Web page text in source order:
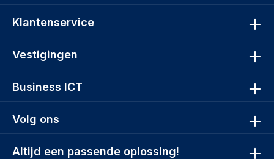
Volg ons
Altijd een passende oplossing!
Klantenservice
Vestigingen
Business ICT